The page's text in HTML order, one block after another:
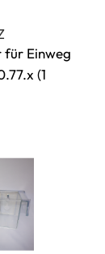
für Einweg
(1